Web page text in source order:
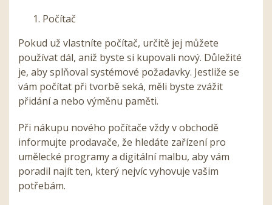
Počítač
Pokud už vlastníte počítač, určitě jej můžete
používat dál, aniž byste si kupovali nový. Důležité
je, aby splňoval systémové požadavky. Jestliže se
vám počítat při tvorbě seká, měli byste zvážit
přidání a nebo výměnu paměti.
Při nákupu nového počítače vždy v obchodě
informujte prodavače, že hledáte zařízení pro
umělecké programy a digitální malbu, aby vám
poradil najít ten, který nejvíc vyhovuje vašim
potřebám.